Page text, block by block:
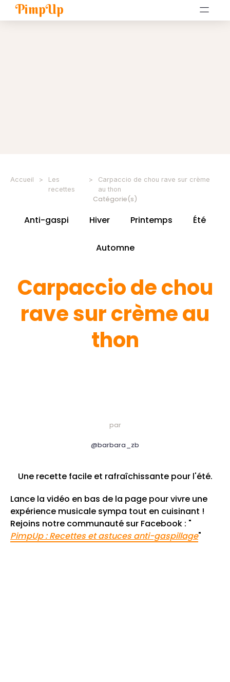
PimpUp
Accueil >
Les
recettes
>
Carpaccio de chou rave sur crème
au thon
Catégorie(s)
Anti-gaspi Hiver Printemps Été
Automne
Carpaccio de chou
rave sur crème au
thon
par
@barbara_zb
Une recette facile et rafraîchissante pour l'été.
Lance la vidéo en bas de la page pour vivre une
expérience musicale sympa tout en cuisinant !
Rejoins notre communauté sur Facebook : "
PimpUp : Recettes et astuces anti-gaspillage"